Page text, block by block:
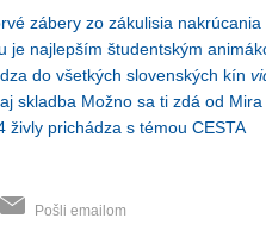
zábery zo zákulisia nakrúcania
je najlepším študentským
do všetkých slovenských kín
skladba Možno sa ti zdá od Mira
živly prichádza s témou CESTA
Pošli emailom